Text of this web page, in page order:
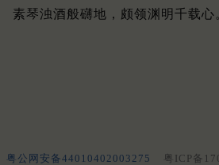
素琴浊酒般礴地，颇领渊明千载心
粤公网安备44010402003275 粤ICP备